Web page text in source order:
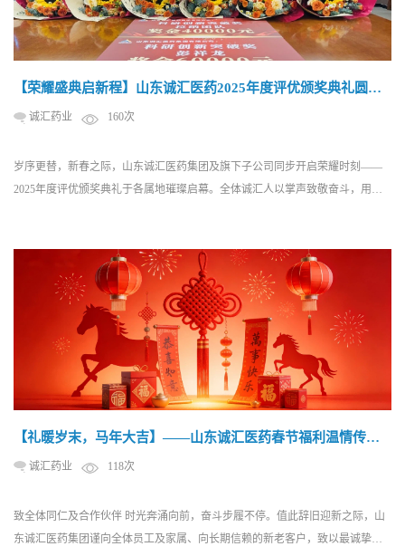
【荣耀盛典启新程】山东诚汇医药2025年度评优颁奖典礼圆满
诚汇药业 160次
岁序更替，新春之际，山东诚汇医药集团及旗下子公司同步开启荣耀时刻——
2025年度评优颁奖典礼于各属地璀璨启幕。全体诚汇人以掌声致敬奋斗，用荣
声此起彼伏。从技术攻坚到市场开拓，从精益生产到管理革新，每一...
【礼暖岁末，马年大吉】——山东诚汇医药春节福利温情传
诚汇药业 118次
致全体同仁及合作伙伴 时光奔涌向前，奋斗步履不停。值此辞旧迎新之际，山
东诚汇医药集团谨向全体员工及家属、向长期信赖的新老客户，致以最诚挚的